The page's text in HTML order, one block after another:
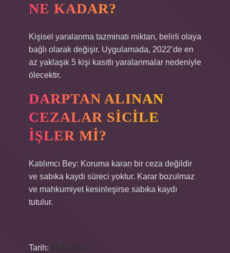
NE KADAR?
Kişisel yaralanma tazminatı miktarı, belirli olaya
bağlı olarak değişir. Uygulamada, 2022’de en
az yaklaşık 5 kişi kasıtlı yaralanmalar nedeniyle
ölecektir.
DARPTAN ALINAN
CEZALAR SICILE
IŞLER MI?
Katılımcı Bey: Koruma kararı bir ceza değildir
ve sabıka kaydı süreci yoktur. Karar bozulmaz
ve mahkumiyet kesinleşirse sabıka kaydı
tutulur.
Tarih: